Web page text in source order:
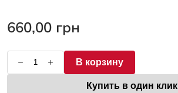
из
5
660,00 грн
В корзину
Купить в один клик